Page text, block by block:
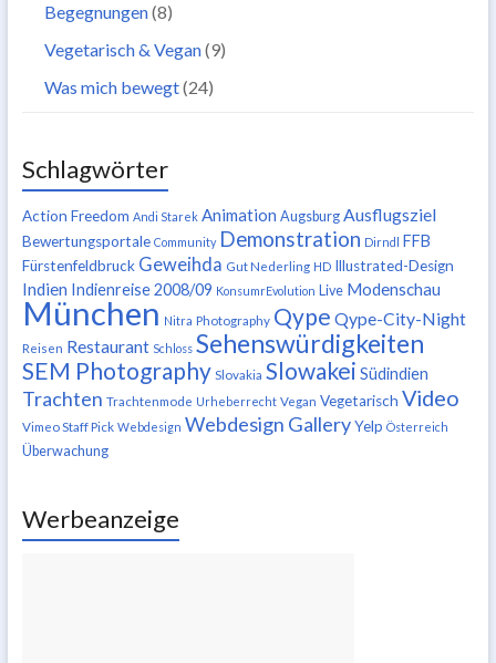
Begegnungen(8)
Vegetarisch & Vegan(9)
Was mich bewegt(24)
Schlagwörter
Action Freedom Andi Starek Animation Augsburg Ausflugsziel
Bewertungsportale Community Demonstration Dirndl FFB
Fürstenfeldbruck Geweihda Gut Nederling HD Illustrated-Design
Indien Indienreise 2008/09 KonsumrEvolution Live Modenschau
München Nitra Photography Qype Qype-City-Night
Reisen Restaurant Schloss Sehenswürdigkeiten
SEM Photography Slovakia Slowakei Südindien
Trachten Trachtenmode Urheberrecht Vegan Vegetarisch Video
Vimeo Staff Pick Webdesign Webdesign Gallery Yelp Österreich
Überwachung
Werbeanzeige